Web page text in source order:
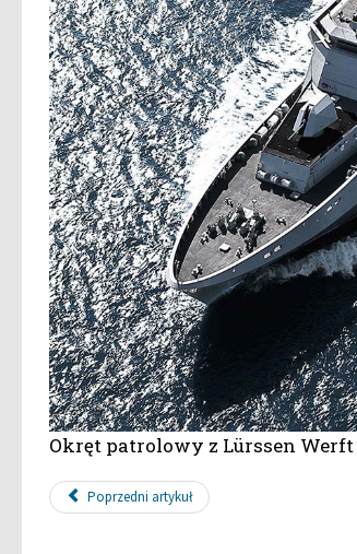
Okręt patrolowy z Lürssen Werft
Poprzedni artykuł